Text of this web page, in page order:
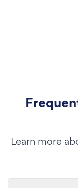
Learn more